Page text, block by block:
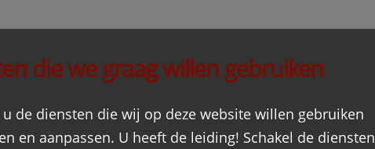
afdeling Utrecht
die we graag willen gebruiken
de diensten die wij op deze website willen gebruiken
en aanpassen. U heeft de leiding! Schakel de diensten